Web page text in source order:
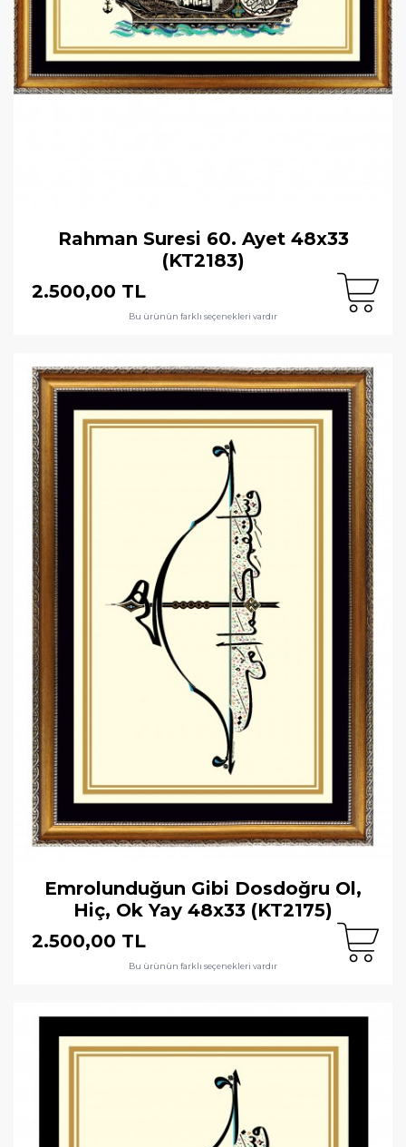
Rahman Suresi 60. Ayet 48x33
(KT2183)
2.500,00 TL
Bu ürünün farklı seçenekleri vardır
Emrolunduğun Gibi Dosdoğru Ol,
Hiç, Ok Yay 48x33 (KT2175)
2.500,00 TL
Bu ürünün farklı seçenekleri vardır